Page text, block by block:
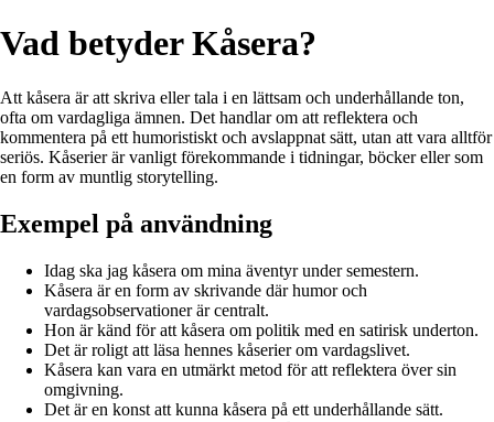
Vad betyder Kåsera?
Att kåsera är att skriva eller tala i en lättsam och underhållande ton,
ofta om vardagliga ämnen. Det handlar om att reflektera och
kommentera på ett humoristiskt och avslappnat sätt, utan att vara alltför
seriös. Kåserier är vanligt förekommande i tidningar, böcker eller som
en form av muntlig storytelling.
Exempel på användning
Idag ska jag kåsera om mina äventyr under semestern.
Kåsera är en form av skrivande där humor och
vardagsobservationer är centralt.
Hon är känd för att kåsera om politik med en satirisk underton.
Det är roligt att läsa hennes kåserier om vardagslivet.
Kåsera kan vara en utmärkt metod för att reflektera över sin
omgivning.
Det är en konst att kunna kåsera på ett underhållande sätt.